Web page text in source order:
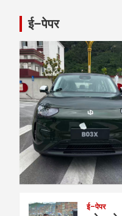
ई–पेपर
ई–पेपर